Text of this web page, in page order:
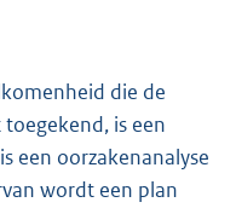
die de
is een
een oorzakenanalyse
wordt een plan